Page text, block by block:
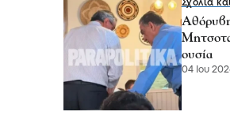
Σχόλια
ουσία
04 Ιου